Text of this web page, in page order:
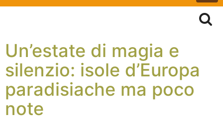
Un’estate di magia e
silenzio: isole d’Europa
paradisiache ma poco
note